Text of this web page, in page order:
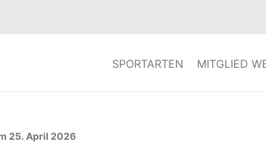
SPORTARTEN MITGLIED
25. April 2026